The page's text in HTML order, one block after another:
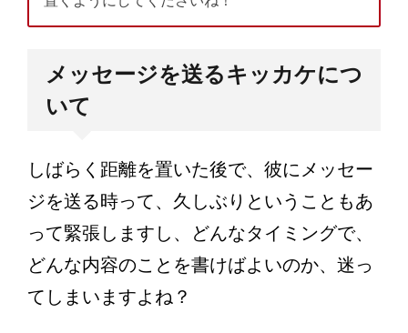
メッセージを送るキッカケにつ
いて
しばらく距離を置いた後で、彼にメッセー
ジを送る時って、久しぶりということもあ
って緊張しますし、どんなタイミングで、
どんな内容のことを書けばよいのか、迷っ
てしまいますよね？